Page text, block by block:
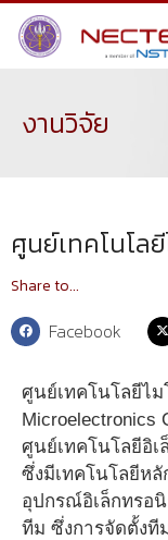
งานวิจัย
ศูนย์เทคโนโล
Share to...
Facebook
ศูนย์เทคโนโลยีไม
Microelectronics
ศูนย์เทคโนโลยีอิ
ซึ่งมีเทคโนโลยีห
อุปกรณ์อิเล็กทรอ
ทีม ซึ่งการจัดตั้งที